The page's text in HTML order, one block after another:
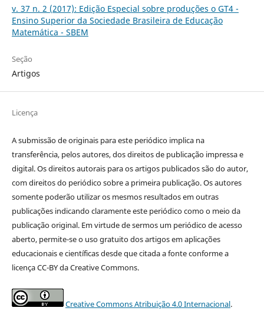
v. 37 n. 2 (2017): Edição Especial sobre produções o GT4 -
Ensino Superior da Sociedade Brasileira de Educação
Matemática - SBEM
Seção
Artigos
Licença
A submissão de originais para este periódico implica na
transferência, pelos autores, dos direitos de publicação impressa e
digital. Os direitos autorais para os artigos publicados são do autor,
com direitos do periódico sobre a primeira publicação. Os autores
somente poderão utilizar os mesmos resultados em outras
publicações indicando claramente este periódico como o meio da
publicação original. Em virtude de sermos um periódico de acesso
aberto, permite-se o uso gratuito dos artigos em aplicações
educacionais e científicas desde que citada a fonte conforme a
licença CC-BY da Creative Commons.
Creative Commons Atribuição 4.0 Internacional.